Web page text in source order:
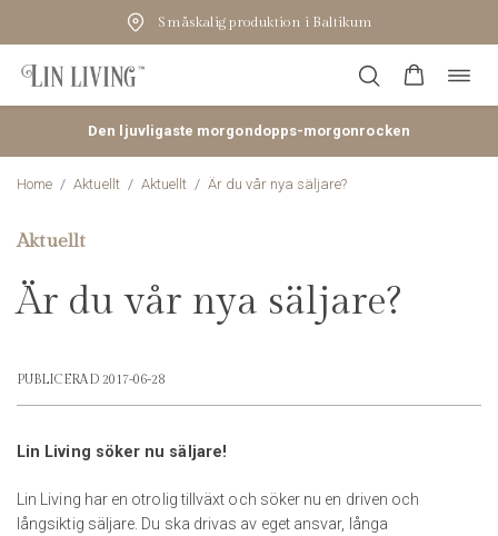
Småskalig produktion i Baltikum
Hoppa
till
Den ljuvligaste morgondopps-morgonrocken
Home / Aktuellt / Aktuellt / Är du vår nya säljare?
Aktuellt
Är du vår nya säljare?
PUBLICERAD 2017-06-28
Lin Living söker nu säljare!
Lin Living har en otrolig tillväxt och söker nu en driven och
långsiktig säljare. Du ska drivas av eget ansvar, långa